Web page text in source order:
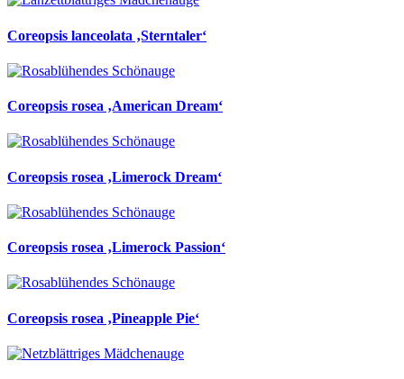
Coreopsis lanceolata ‚Sterntaler‘
Coreopsis rosea ‚American Dream‘
Coreopsis rosea ‚Limerock Dream‘
Coreopsis rosea ‚Limerock Passion‘
Coreopsis rosea ‚Pineapple Pie‘